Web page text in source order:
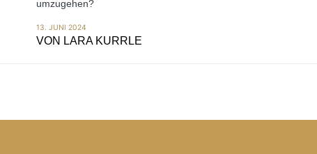
umzugehen?
13. JUNI 2024
VON LARA KURRLE